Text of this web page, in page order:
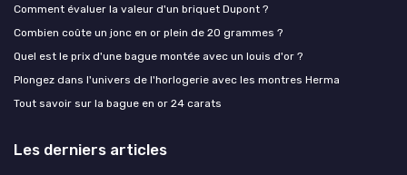
Comment évaluer la valeur d'un briquet Dupont ?
Combien coûte un jonc en or plein de 20 grammes ?
Quel est le prix d'une bague montée avec un louis d'or ?
Plongez dans l'univers de l'horlogerie avec les montres Herma
Tout savoir sur la bague en or 24 carats
Les derniers articles